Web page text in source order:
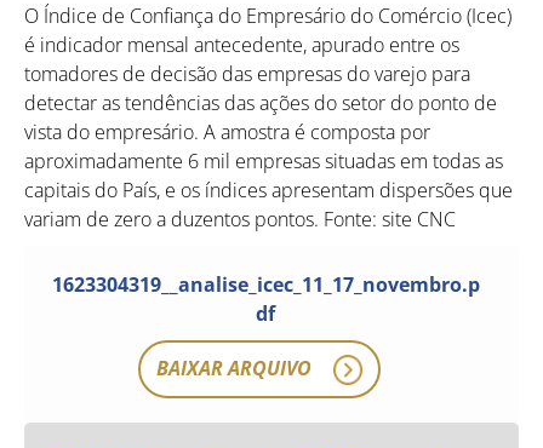
O Índice de Confiança do Empresário do Comércio (Icec)
é indicador mensal antecedente, apurado entre os
tomadores de decisão das empresas do varejo para
detectar as tendências das ações do setor do ponto de
vista do empresário. A amostra é composta por
aproximadamente 6 mil empresas situadas em todas as
capitais do País, e os índices apresentam dispersões que
variam de zero a duzentos pontos. Fonte: site CNC
1623304319__analise_icec_11_17_novembro.p
df
BAIXAR ARQUIVO